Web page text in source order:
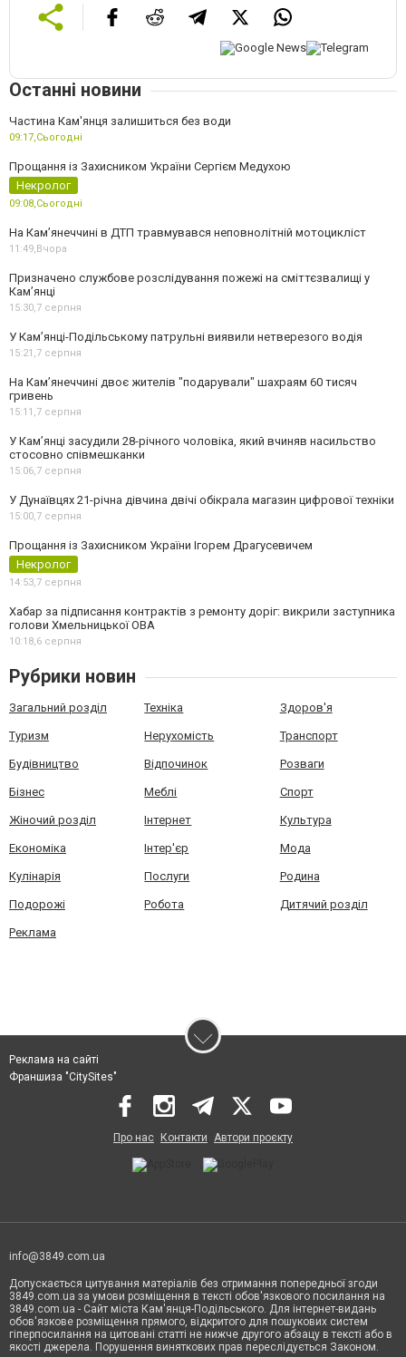
Останні новини
Частина Кам'янця залишиться без води
09:17,Сьогодні
Прощання із Захисником України Сергієм Медухою
Некролог
09:08,Сьогодні
На Кам’янеччині в ДТП травмувався неповнолітній мотоцикліст
11:49,Вчора
Призначено службове розслідування пожежі на сміттєзвалищі у
Кам’янці
15:30,7 серпня
У Кам’янці-Подільському патрульні виявили нетверезого водія
15:21,7 серпня
На Камʼянеччині двоє жителів "подарували" шахраям 60 тисяч
гривень
15:11,7 серпня
У Камʼянці засудили 28-річного чоловіка, який вчиняв насильство
стосовно співмешканки
15:06,7 серпня
У Дунаївцях 21-річна дівчина двічі обікрала магазин цифрової техніки
15:00,7 серпня
Прощання із Захисником України Ігорем Драгусевичем
Некролог
14:53,7 серпня
Хабар за підписання контрактів з ремонту доріг: викрили заступника
голови Хмельницької ОВА
10:18,6 серпня
Рубрики новин
Загальний розділ Техніка Здоров'я
Туризм Нерухомість Транспорт
Будівництво Відпочинок Розваги
Бізнес Меблі Спорт
Жіночий розділ Інтернет Культура
Економіка Інтер'єр Мода
Кулінарія Послуги Родина
Подорожі Робота Дитячий розділ
Реклама
Реклама на сайті
Франшиза "CitySites"
Про нас Контакти Автори проєкту
info@3849.com.ua
Допускається цитування матеріалів без отримання попередньої згоди
3849.com.ua за умови розміщення в тексті обов'язкового посилання на
3849.com.ua - Сайт міста Кам'янця-Подільського. Для інтернет-видань
обов'язкове розміщення прямого, відкритого для пошукових систем
гіперпосилання на цитовані статті не нижче другого абзацу в тексті або в
якості джерела. Порушення виняткових прав переслідується Законом.